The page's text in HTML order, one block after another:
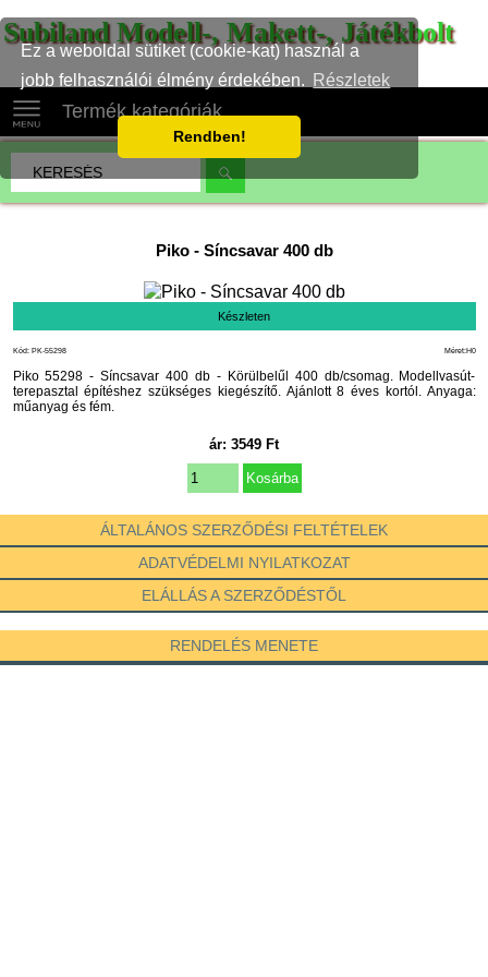
Ez a weboldal sütiket (cookie-kat) használ a
jobb felhasználói élmény érdekében.
Részletek
Rendben!
Subiland Modell-, Makett-, Játékbolt
Termék kategóriák
Piko- Síncsavar 400 db
Készleten
Méret:H0
Kód: PK-55298
Piko 55298 - Síncsavar 400 db - Körülbelűl 400 db/csomag. Modellvasút-
terepasztal építéshez szükséges kiegészítő. Ajánlott 8 éves kortól. Anyaga:
műanyag és fém.
ár: 3549 Ft
ÁLTALÁNOS SZERZŐDÉSI FELTÉTELEK
ADATVÉDELMI NYILATKOZAT
ELÁLLÁS A SZERZŐDÉSTŐL
RENDELÉS MENETE